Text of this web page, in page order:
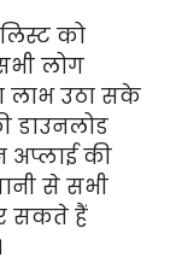
को
लोग
लाभ उठा सके
डाउनलोड
अप्लाई की
से सभी
सकते हैं